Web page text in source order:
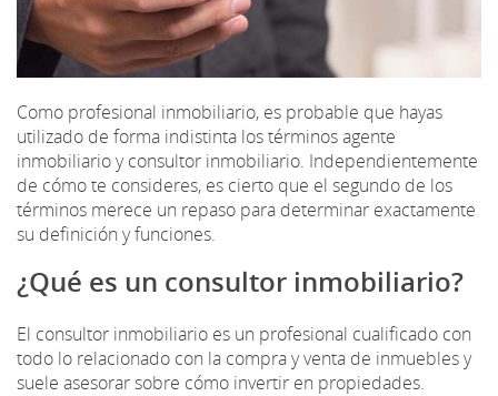
Como profesional inmobiliario, es probable que hayas
utilizado de forma indistinta los términos agente
inmobiliario y consultor inmobiliario. Independientemente
de cómo te consideres, es cierto que el segundo de los
términos merece un repaso para determinar exactamente
su definición y funciones.
¿Qué es un consultor inmobiliario?
El consultor inmobiliario es un profesional cualificado con
todo lo relacionado con la compra y venta de inmuebles y
suele asesorar sobre cómo invertir en propiedades.